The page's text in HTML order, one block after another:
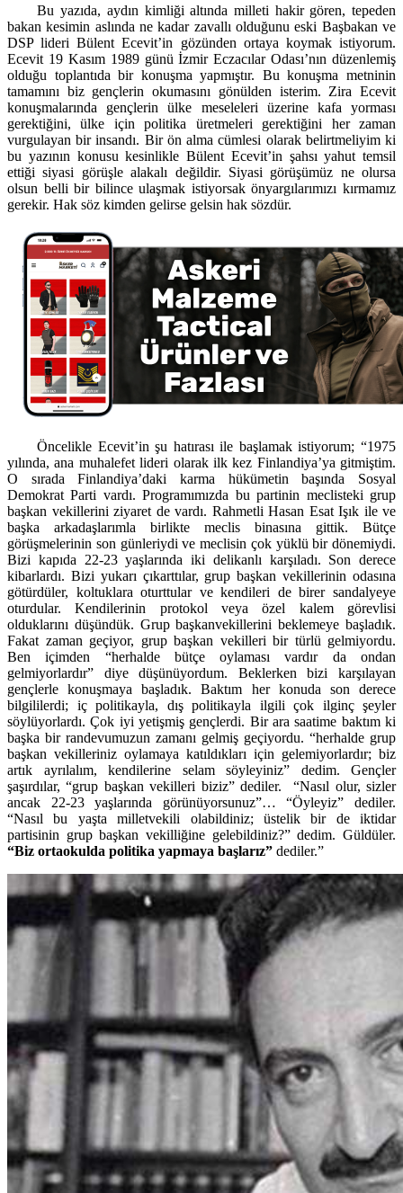
Bu yazıda, aydın kimliği altında milleti hakir gören, tepeden
bakan kesimin aslında ne kadar zavallı olduğunu eski Başbakan ve
DSP lideri Bülent Ecevit’in gözünden ortaya koymak istiyorum.
Ecevit 19 Kasım 1989 günü İzmir Eczacılar Odası’nın düzenlemiş
olduğu toplantıda bir konuşma yapmıştır. Bu konuşma metninin
tamamını biz gençlerin okumasını gönülden isterim. Zira Ecevit
konuşmalarında gençlerin ülke meseleleri üzerine kafa yorması
gerektiğini, ülke için politika üretmeleri gerektiğini her zaman
vurgulayan bir insandı. Bir ön alma cümlesi olarak belirtmeliyim ki
bu yazının konusu kesinlikle Bülent Ecevit’in şahsı yahut temsil
ettiği siyasi görüşle alakalı değildir. Siyasi görüşümüz ne olursa
olsun belli bir bilince ulaşmak istiyorsak önyargılarımızı kırmamız
gerekir. Hak söz kimden gelirse gelsin hak sözdür.
Öncelikle Ecevit’in şu hatırası ile başlamak istiyorum; “1975
yılında, ana muhalefet lideri olarak ilk kez Finlandiya’ya gitmiştim.
O sırada Finlandiya’daki karma hükümetin başında Sosyal
Demokrat Parti vardı. Programımızda bu partinin meclisteki grup
başkan vekillerini ziyaret de vardı. Rahmetli Hasan Esat Işık ile ve
başka arkadaşlarımla birlikte meclis binasına gittik. Bütçe
görüşmelerinin son günleriydi ve meclisin çok yüklü bir dönemiydi.
Bizi kapıda 22-23 yaşlarında iki delikanlı karşıladı. Son derece
kibarlardı. Bizi yukarı çıkarttılar, grup başkan vekillerinin odasına
götürdüler, koltuklara oturttular ve kendileri de birer sandalyeye
oturdular. Kendilerinin protokol veya özel kalem görevlisi
olduklarını düşündük. Grup başkanvekillerini beklemeye başladık.
Fakat zaman geçiyor, grup başkan vekilleri bir türlü gelmiyordu.
Ben içimden “herhalde bütçe oylaması vardır da ondan
gelmiyorlardır” diye düşünüyordum. Beklerken bizi karşılayan
gençlerle konuşmaya başladık. Baktım her konuda son derece
bilgililerdi; iç politikayla, dış politikayla ilgili çok ilginç şeyler
söylüyorlardı. Çok iyi yetişmiş gençlerdi. Bir ara saatime baktım ki
başka bir randevumuzun zamanı gelmiş geçiyordu. “herhalde grup
başkan vekilleriniz oylamaya katıldıkları için gelemiyorlardır; biz
artık ayrılalım, kendilerine selam söyleyiniz” dedim. Gençler
şaşırdılar, “grup başkan vekilleri biziz” dediler. “Nasıl olur, sizler
ancak 22-23 yaşlarında görünüyorsunuz”… “Öyleyiz” dediler.
“Nasıl bu yaşta milletvekili olabildiniz; üstelik bir de iktidar
partisinin grup başkan vekilliğine gelebildiniz?” dedim. Güldüler.
“Biz ortaokulda politika yapmaya başlarız” dediler.”